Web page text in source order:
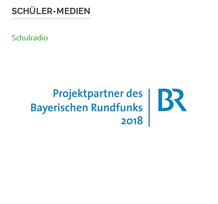
SCHÜLER-MEDIEN
Schulradio